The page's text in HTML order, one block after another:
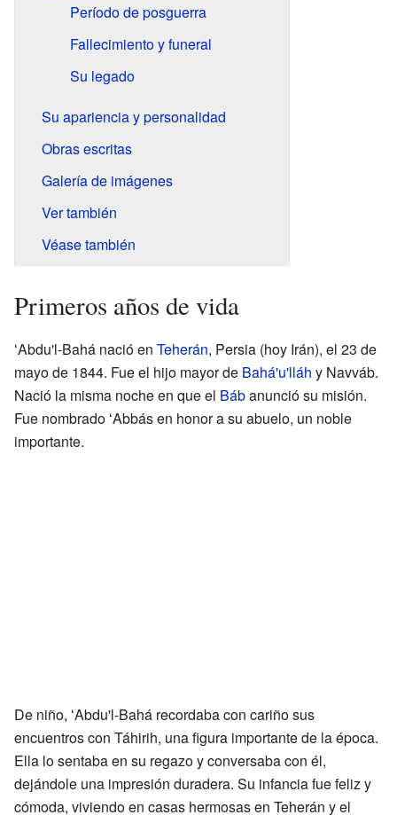
Período de posguerra
Fallecimiento y funeral
Su legado
Su apariencia y personalidad
Obras escritas
Galería de imágenes
Ver también
Véase también
Primeros años de vida
ʻAbdu'l-Bahá nació en Teherán, Persia (hoy Irán), el 23 de
mayo de 1844. Fue el hijo mayor de Bahá'u'lláh y Navváb.
Nació la misma noche en que el Bábanunció su misión.
Fue nombrado ʻAbbás en honor a su abuelo, un noble
importante.
De niño, ʻAbdu'l-Bahá recordaba con cariño sus
encuentros con Táhirih, una figura importante de la época.
Ella lo sentaba en su regazo y conversaba con él,
dejándole una impresión duradera. Su infancia fue feliz y
cómoda, viviendo en casas hermosas en Teherán y el